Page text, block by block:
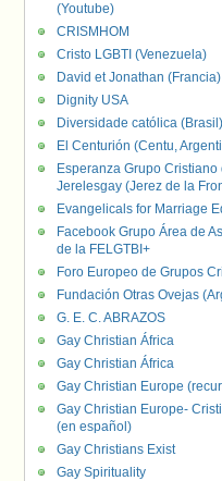
(Youtube)
CRISMHOM
Cristo LGBTI (Venezuela)
David et Jonathan (Francia)
Dignity USA
Diversidade católica (Brasil)
El Centurión (Centu,
Esperanza Grupo
Jerelesgay (Jerez de la
Evangelicals for Marriage
Facebook Grupo Área de
de la FELGTBI+
Foro Europeo de Grupos
Fundación Otras Ovejas
G. E. C. ABRAZOS
Gay Christian África
Gay Christian África
Gay Christian Europe
Gay Christian Europe-
(en español)
Gay Christians Exist
Gay Spirituality